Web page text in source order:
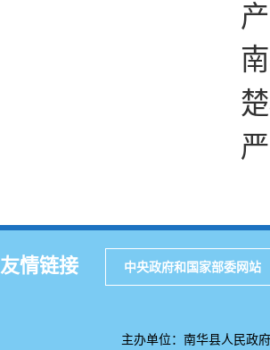
友情链接 中央政府和国家部委网站
主办单位：南华县人民政